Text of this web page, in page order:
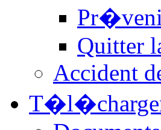
Quitter
Accident